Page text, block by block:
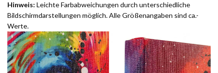
Hinweis: Leichte Farbabweichungen durch unterschiedliche
Bildschirmdarstellungen möglich. Alle Größenangaben sind ca.-
Werte.